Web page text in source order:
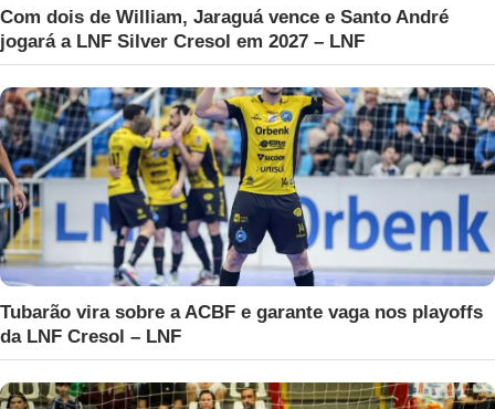
Com dois de William, Jaraguá vence e Santo André
jogará a LNF Silver Cresol em 2027 – LNF
Tubarão vira sobre a ACBF e garante vaga nos playoffs
da LNF Cresol – LNF